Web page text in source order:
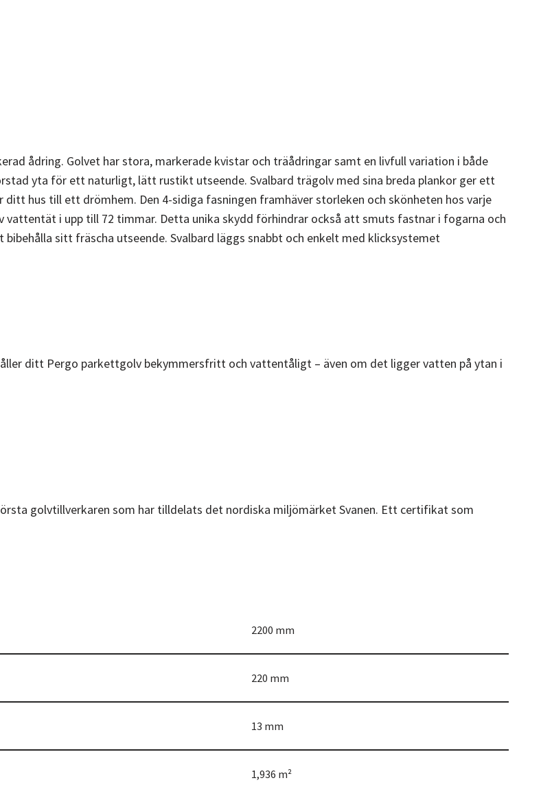
ådring. Golvet har stora, markerade kvistar och träådringar samt en livfull variation i både
yta för ett naturligt, lätt rustikt utseende. Svalbard trägolv med sina breda plankor ger ett
hus till ett drömhem. Den 4-sidiga fasningen framhäver storleken och skönheten hos varje
vattentät i upp till 72 timmar. Detta unika skydd förhindrar också att smuts fastnar i fogarna och
sitt fräscha utseende. Svalbard läggs snabbt och enkelt med klicksystemet
ditt Pergo parkettgolv bekymmersfritt och vattentåligt – även om det ligger vatten på ytan i
golvtillverkaren som har tilldelats det nordiska miljömärket Svanen. Ett certifikat som
2200 mm
220 mm
13 mm
1,936 m²